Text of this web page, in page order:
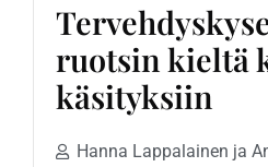
ruotsin kieltä
käsityksiin
Hanna Lappalainen ja